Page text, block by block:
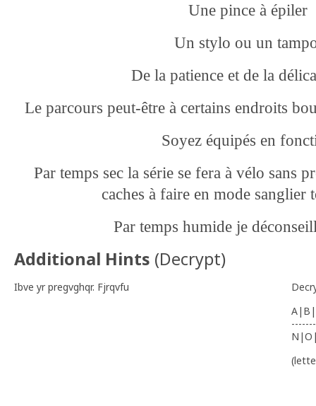
Une pince à épiler
Un stylo ou un
De la patience et de la
Le parcours peut-être à certains endroits
Soyez équipés en
Par temps sec la série se fera à vélo sans
caches à faire en mode sanglier
Par temps humide je
Additional Hints (Decrypt)
Ibve yr pregvghqr. Fjrqvfu